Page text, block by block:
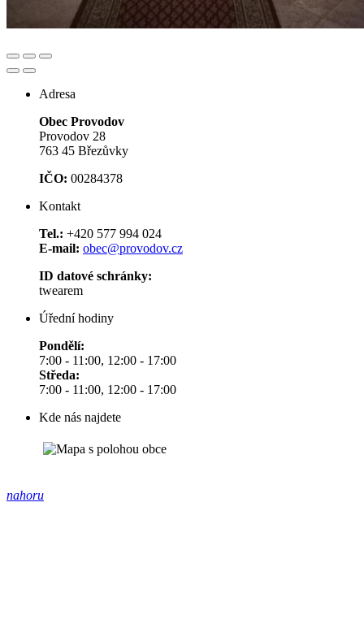
Adresa
Obec Provodov
Provodov 28
763 45 Březůvky
IČO: 00284378
Kontakt
Tel.: +420 577 994 024
E-mail: obec@provodov.cz
ID datové schránky:
twearem
Úřední hodiny
Pondělí:
7:00 - 11:00, 12:00 - 17:00
Středa:
7:00 - 11:00, 12:00 - 17:00
Kde nás najdete
nahoru